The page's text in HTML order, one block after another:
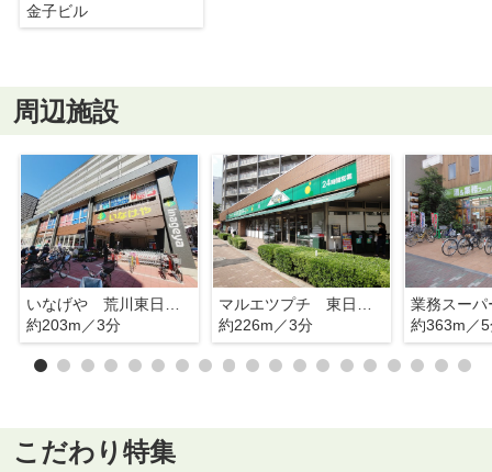
金子ビル
周辺施設
約203m／3分
約226m／3分
約363m／
こだわり特集